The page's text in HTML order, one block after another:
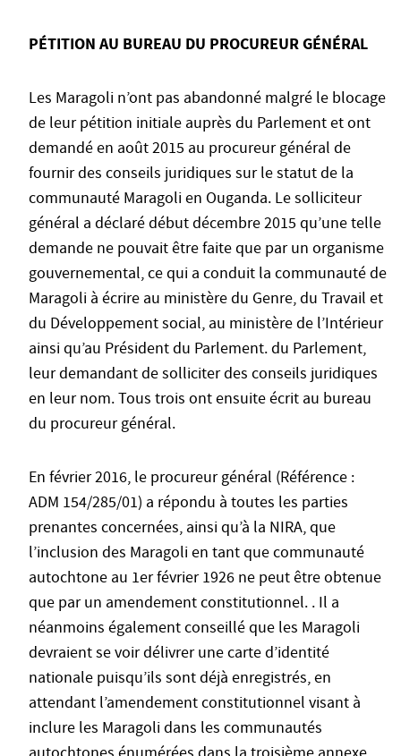
PÉTITION AU BUREAU DU PROCUREUR GÉNÉRAL
Les Maragoli n’ont pas abandonné malgré le blocage
de leur pétition initiale auprès du Parlement et ont
demandé en août 2015 au procureur général de
fournir des conseils juridiques sur le statut de la
communauté Maragoli en Ouganda. Le solliciteur
général a déclaré début décembre 2015 qu’une telle
demande ne pouvait être faite que par un organisme
gouvernemental, ce qui a conduit la communauté de
Maragoli à écrire au ministère du Genre, du Travail et
du Développement social, au ministère de l’Intérieur
ainsi qu’au Président du Parlement. du Parlement,
leur demandant de solliciter des conseils juridiques
en leur nom. Tous trois ont ensuite écrit au bureau
du procureur général.
En février 2016, le procureur général (Référence :
ADM 154/285/01) a répondu à toutes les parties
prenantes concernées, ainsi qu’à la NIRA, que
l’inclusion des Maragoli en tant que communauté
autochtone au 1er février 1926 ne peut être obtenue
que par un amendement constitutionnel. . Il a
néanmoins également conseillé que les Maragoli
devraient se voir délivrer une carte d’identité
nationale puisqu’ils sont déjà enregistrés, en
attendant l’amendement constitutionnel visant à
inclure les Maragoli dans les communautés